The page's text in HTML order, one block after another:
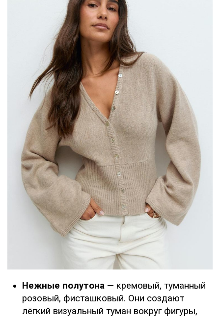
Нежные полутона — кремовый, туманный
розовый, фисташковый. Они создают
лёгкий визуальный туман вокруг фигуры,